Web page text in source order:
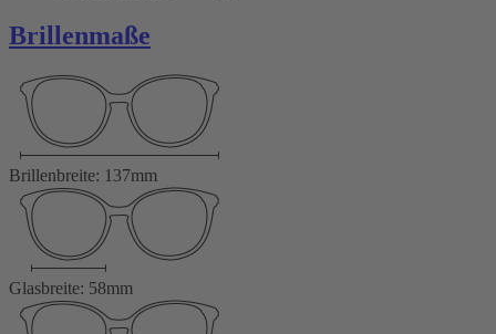
Brillenmaße
Brillenbreite: 137mm
Glasbreite: 58mm